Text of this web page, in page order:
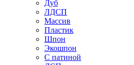
Дуб
ЛДСП
Массив
Пластик
Шпон
Экошпон
С патиной